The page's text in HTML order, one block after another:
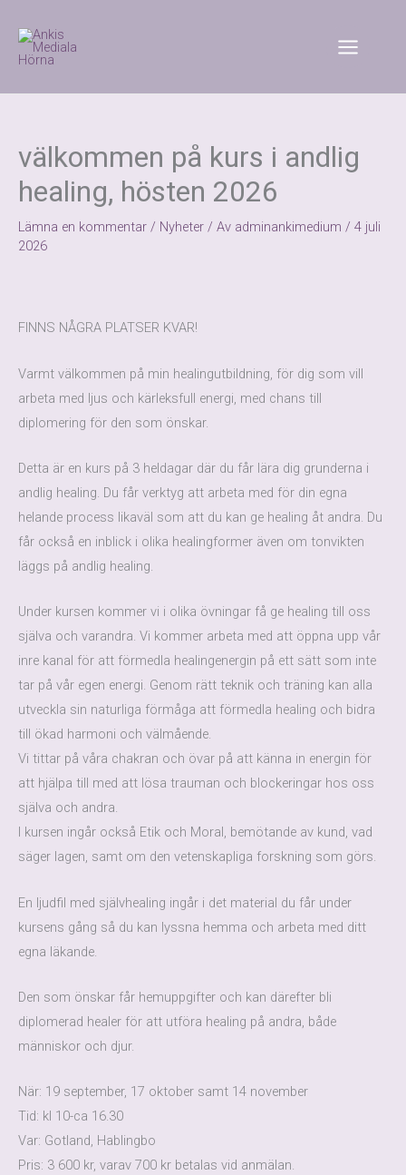
innehåll
välkommen på kurs i andlig
healing, hösten 2026
Lämna en kommentar / Nyheter / Av adminankimedium / 4 juli
2026
FINNS NÅGRA PLATSER KVAR!
Varmt välkommen på min healingutbildning, för dig som vill
arbeta med ljus och kärleksfull energi, med chans till
diplomering för den som önskar.
Detta är en kurs på 3 heldagar där du får lära dig grunderna i
andlig healing. Du får verktyg att arbeta med för din egna
helande process likaväl som att du kan ge healing åt andra. Du
får också en inblick i olika healingformer även om tonvikten
läggs på andlig healing.
Under kursen kommer vi i olika övningar få ge healing till oss
själva och varandra. Vi kommer arbeta med att öppna upp vår
inre kanal för att förmedla healingenergin på ett sätt som inte
tar på vår egen energi. Genom rätt teknik och träning kan alla
utveckla sin naturliga förmåga att förmedla healing och bidra
till ökad harmoni och välmående.
Vi tittar på våra chakran och övar på att känna in energin för
att hjälpa till med att lösa trauman och blockeringar hos oss
själva och andra.
I kursen ingår också Etik och Moral, bemötande av kund, vad
säger lagen, samt om den vetenskapliga forskning som görs.
En ljudfil med självhealing ingår i det material du får under
kursens gång så du kan lyssna hemma och arbeta med ditt
egna läkande.
Den som önskar får hemuppgifter och kan därefter bli
diplomerad healer för att utföra healing på andra, både
människor och djur.
När: 19 september, 17 oktober samt 14 november
Tid: kl 10-ca 16.30
Var: Gotland, Hablingbo
Pris: 3 600 kr, varav 700 kr betalas vid anmälan.